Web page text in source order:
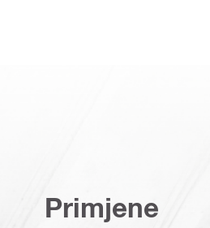
Primjene